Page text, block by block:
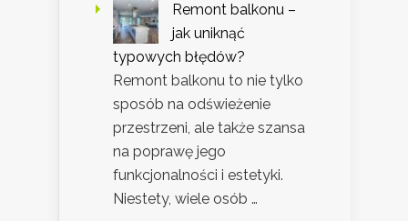
Remont balkonu –
jak uniknąć
typowych błędów?
Remont balkonu to nie tylko
sposób na odświeżenie
przestrzeni, ale także szansa
na poprawę jego
funkcjonalności i estetyki.
Niestety, wiele osób …